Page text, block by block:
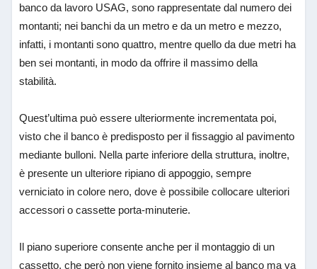
banco da lavoro USAG, sono rappresentate dal numero dei
montanti; nei banchi da un metro e da un metro e mezzo,
infatti, i montanti sono quattro, mentre quello da due metri ha
ben sei montanti, in modo da offrire il massimo della
stabilità.
Quest’ultima può essere ulteriormente incrementata poi,
visto che il banco è predisposto per il fissaggio al pavimento
mediante bulloni. Nella parte inferiore della struttura, inoltre,
è presente un ulteriore ripiano di appoggio, sempre
verniciato in colore nero, dove è possibile collocare ulteriori
accessori o cassette porta-minuterie.
Il piano superiore consente anche per il montaggio di un
cassetto, che però non viene fornito insieme al banco ma va